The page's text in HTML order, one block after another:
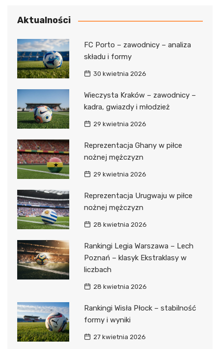
Aktualności
FC Porto – zawodnicy – analiza
składu i formy
30 kwietnia 2026
Wieczysta Kraków – zawodnicy –
kadra, gwiazdy i młodzież
29 kwietnia 2026
Reprezentacja Ghany w piłce
nożnej mężczyzn
29 kwietnia 2026
Reprezentacja Urugwaju w piłce
nożnej mężczyzn
28 kwietnia 2026
Rankingi Legia Warszawa – Lech
Poznań – klasyk Ekstraklasy w
liczbach
28 kwietnia 2026
Rankingi Wisła Płock – stabilność
formy i wyniki
27 kwietnia 2026